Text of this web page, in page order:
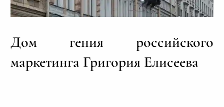
Дом гения российского
маркетинга Григория Елисеева